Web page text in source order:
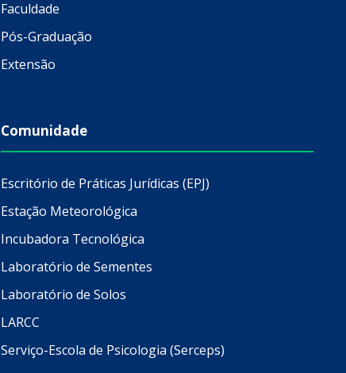
Faculdade
Pós-Graduação
Extensão
Comunidade
Escritório de Práticas Jurídicas (EPJ)
Estação Meteorológica
Incubadora Tecnológica
Laboratório de Sementes
Laboratório de Solos
LARCC
Serviço-Escola de Psicologia (Serceps)